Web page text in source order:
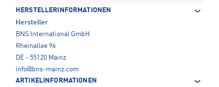
HERSTELLERINFORMATIONEN
Hersteller
BNS International GmbH
Rheinallee 96
DE - 55120 Mainz
info@bns-mainz.com
ARTIKELINFORMATIONEN